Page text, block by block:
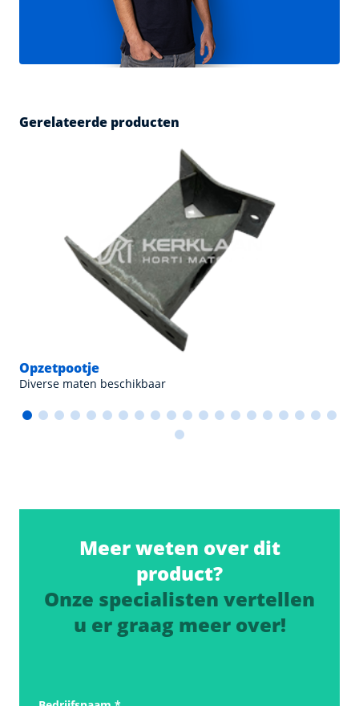
Gerelateerde producten
Opzetpootje
Diverse maten beschikbaar
Meer weten over dit
product?
Onze specialisten vertellen
u er graag meer over!